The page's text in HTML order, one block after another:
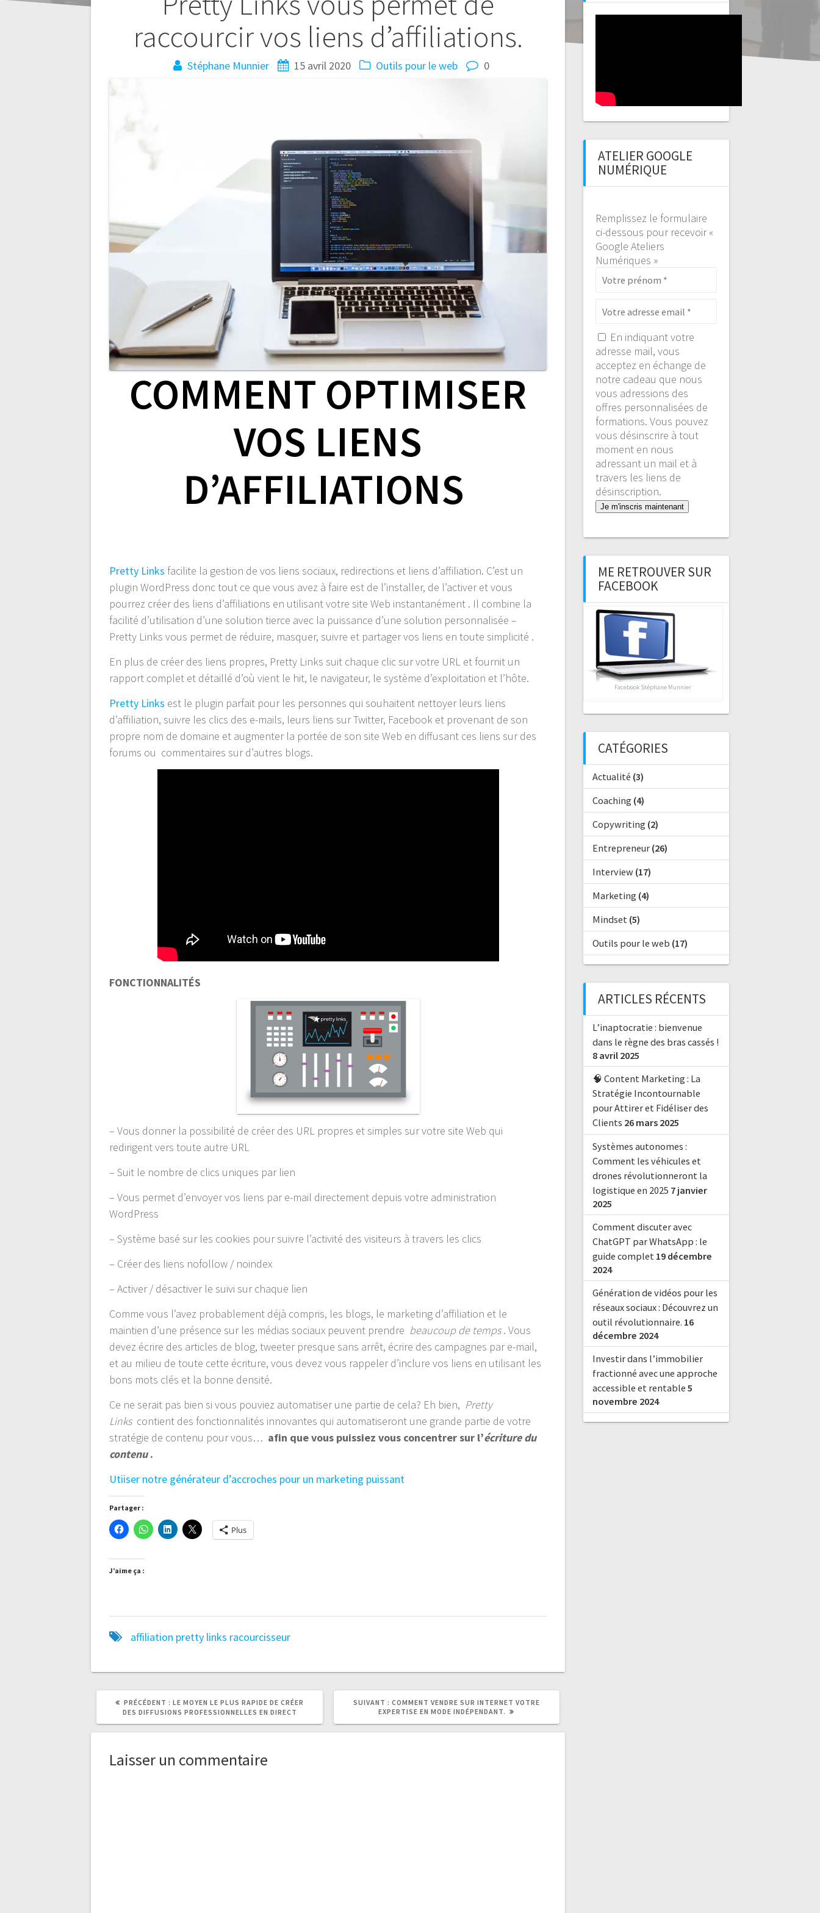
raccourcir vos liens d’affiliations.
Stéphane Munnier 15 avril 2020 Outils pour le web 0
COMMENT OPTIMISER
VOS LIENS
D’AFFILIATIONS
Pretty Links facilite la gestion de vos liens sociaux, redirections et liens d’affiliation. C’est un
plugin WordPress donc tout ce que vous avez à faire est de l’installer, de l’activer et vous
pourrez créer des liens d’affiliations en utilisant votre site Web instantanément . Il combine la
facilité d’utilisation d’une solution tierce avec la puissance d’une solution personnalisée –
Pretty Links vous permet de réduire, masquer, suivre et partager vos liens en toute simplicité .
En plus de créer des liens propres, Pretty Links suit chaque clic sur votre URL et fournit un
rapport complet et détaillé d’où vient le hit, le navigateur, le système d’exploitation et l’hôte.
Pretty Links est le plugin parfait pour les personnes qui souhaitent nettoyer leurs liens
d’affiliation, suivre les clics des e-mails, leurs liens sur Twitter, Facebook et provenant de son
propre nom de domaine et augmenter la portée de son site Web en diffusant ces liens sur des
forums ou commentaires sur d’autres blogs.
FONCTIONNALITÉS
– Vous donner la possibilité de créer des URL propres et simples sur votre site Web qui
redirigent vers toute autre URL
– Suit le nombre de clics uniques par lien
– Vous permet d’envoyer vos liens par e-mail directement depuis votre administration
WordPress
– Système basé sur les cookies pour suivre l’activité des visiteurs à travers les clics
– Créer des liens nofollow / noindex
– Activer / désactiver le suivi sur chaque lien
Comme vous l’avez probablement déjà compris, les blogs, le marketing d’affiliation et le
maintien d’une présence sur les médias sociaux peuvent prendre beaucoup de temps. Vous
devez écrire des articles de blog, tweeter presque sans arrêt, écrire des campagnes par e-mail,
et au milieu de toute cette écriture, vous devez vous rappeler d’inclure vos liens en utilisant les
bons mots clés et la bonne densité.
Ce ne serait pas bien si vous pouviez automatiser une partie de cela? Eh bien, Pretty
Linkscontient des fonctionnalités innovantes qui automatiseront une grande partie de votre
stratégie de contenu pour vous… afin que vous puissiez vous concentrer sur l’écriture du
contenu.
Utiiser notre générateur d’accroches pour un marketing puissant
Partager :
Plus
J’aime ça :
affiliation pretty links racourcisseur
l’article
PRÉCÉDENT : ARTICLE
PRÉCÉDENT
LE MOYEN LE PLUS RAPIDE DE CRÉER
DES DIFFUSIONS PROFESSIONNELLES EN DIRECT
SUIVANT : ARTICLE
SUIVANT
COMMENT VENDRE SUR INTERNET VOTRE
EXPERTISE EN MODE INDÉPENDANT.
Laisser un commentaire
ATELIER GOOGLE
NUMÉRIQUE
Remplissez le formulaire
ci-dessous pour recevoir «
Google Ateliers
Numériques »
En indiquant votre
adresse mail, vous
acceptez en échange de
notre cadeau que nous
vous adressions des
offres personnalisées de
formations. Vous pouvez
vous désinscrire à tout
moment en nous
adressant un mail et à
travers les liens de
désinscription.
Je m'inscris maintenant
ME RETROUVER SUR
FACEBOOK
Facebook Stéphane Munnier
CATÉGORIES
Actualité (3)
Coaching (4)
Copywriting (2)
Entrepreneur(26)
Interview (17)
Marketing (4)
Mindset(5)
Outils pour le web (17)
ARTICLES RÉCENTS
L’inaptocratie : bienvenue
dans le règne des bras cassés !
8 avril 2025
🧠 Content Marketing : La
Stratégie Incontournable
pour Attirer et Fidéliser des
Clients 26 mars 2025
Systèmes autonomes :
Comment les véhicules et
drones révolutionneront la
logistique en 2025 7 janvier
2025
Comment discuter avec
ChatGPT par WhatsApp : le
guide complet 19 décembre
2024
Génération de vidéos pour les
réseaux sociaux : Découvrez un
outil révolutionnaire. 16
décembre 2024
Investir dans l’immobilier
fractionné avec une approche
accessible et rentable 5
novembre 2024